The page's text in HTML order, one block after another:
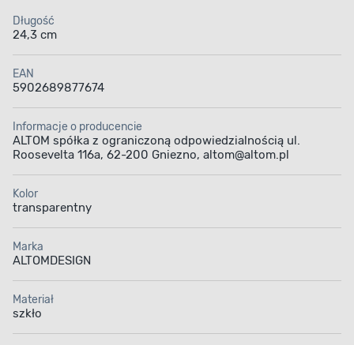
Długość
24,3 cm
EAN
5902689877674
Informacje o producencie
ALTOM spółka z ograniczoną odpowiedzialnością ul.
Roosevelta 116a, 62-200 Gniezno, altom@altom.pl
Kolor
transparentny
Marka
ALTOMDESIGN
Materiał
szkło